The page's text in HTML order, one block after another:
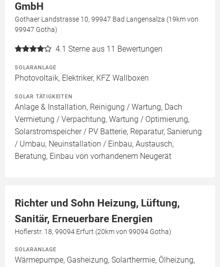
GmbH
Gothaer Landstrasse 10, 99947 Bad Langensalza (19km von
99947 Gotha)
4.1 Sterne aus 11 Bewertungen
SOLARANLAGE
Photovoltaik, Elektriker, KFZ Wallboxen
SOLAR TÄTIGKEITEN
Anlage & Installation, Reinigung / Wartung, Dach
Vermietung / Verpachtung, Wartung / Optimierung,
Solarstromspeicher / PV Batterie, Reparatur, Sanierung
/ Umbau, Neuinstallation / Einbau, Austausch,
Beratung, Einbau von vorhandenem Neugerät
Richter und Sohn Heizung, Lüftung,
Sanitär, Erneuerbare Energien
Hoflerstr. 18, 99094 Erfurt (20km von 99094 Gotha)
SOLARANLAGE
Wärmepumpe, Gasheizung, Solarthermie, Ölheizung,